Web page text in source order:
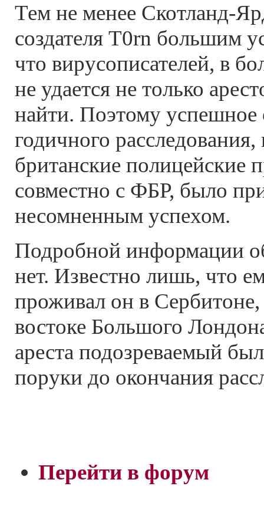
Тем не менее Скотланд-
создателя T0rn большим
что вирусописателей, в
не удается не только
найти. Поэтому успешное
годичного расследования,
британские полицейские
совместно с ФБР, было
несомненным успехом.
Подробной информации
нет. Известно лишь, что
проживал он в
востоке Большого
ареста подозреваемый
поруки до окончания
Перейти в форум